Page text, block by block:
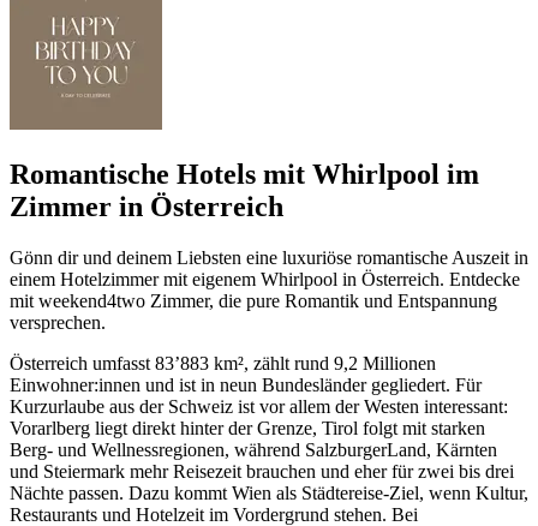
Romantische Hotels mit Whirlpool im
Zimmer in Österreich
Gönn dir und deinem Liebsten eine luxuriöse romantische Auszeit in
einem Hotelzimmer mit eigenem Whirlpool in Österreich. Entdecke
mit weekend4two Zimmer, die pure Romantik und Entspannung
versprechen.
Österreich umfasst 83’883 km², zählt rund 9,2 Millionen
Einwohner:innen und ist in neun Bundesländer gegliedert. Für
Kurzurlaube aus der Schweiz ist vor allem der Westen interessant:
Vorarlberg liegt direkt hinter der Grenze, Tirol folgt mit starken
Berg- und Wellnessregionen, während SalzburgerLand, Kärnten
und Steiermark mehr Reisezeit brauchen und eher für zwei bis drei
Nächte passen. Dazu kommt Wien als Städtereise-Ziel, wenn Kultur,
Restaurants und Hotelzeit im Vordergrund stehen. Bei